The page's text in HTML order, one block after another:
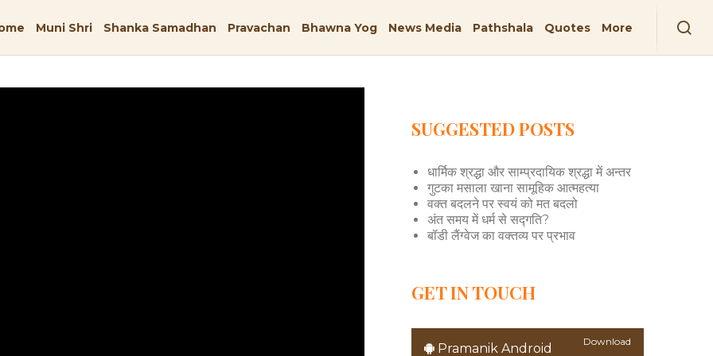
Muni Shri Shanka Samadhan Pravachan Bhawna Yog News Media Pathshala Quotes More
SUGGESTED POSTS
धार्मिक श्रद्धा और साम्प्रदायिक श्रद्धा में अन्तर
गुटका मसाला खाना सामूहिक आत्महत्या
वक्त बदलने पर स्वयं को मत बदलो
अंत समय में धर्म से सद्गति?
बॉडी लैंग्वेज का वक्तव्य पर प्रभाव
GET IN TOUCH
Pramanik Android Download